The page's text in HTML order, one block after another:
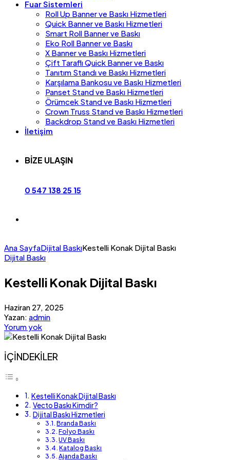
Fuar Sistemleri
Roll Up Banner ve Baskı Hizmetleri
Quick Banner ve Baskı Hizmetleri
Smart Roll Banner ve Baskı
Eko Roll Banner ve Baskı
X Banner ve Baskı Hizmetleri
Çift Taraflı Quick Banner ve Baskı
Tanıtım Standı ve Baskı Hizmetleri
Karşılama Bankosu ve Baskı Hizmetleri
Panset Stand ve Baskı Hizmetleri
Örümcek Stand ve Baskı Hizmetleri
Crown Truss Stand ve Baskı Hizmetleri
Backdrop Stand ve Baskı Hizmetleri
İletişim
BİZE ULAŞIN
0 547 138 25 15
Ana SayfaDijital BaskıKestelli Konak Dijital Baskı
Dijital Baskı
Kestelli Konak Dijital Baskı
Haziran 27, 2025
Yazan: admin
Yorum yok
İÇİNDEKİLER
Kestelli Konak Dijital Baskı
Vecto Baskı Kimdir?
Dijital Baskı Hizmetleri
Branda Baskı
Folyo Baskı
UV Baskı
Katalog Baskı
Ajanda Baskı